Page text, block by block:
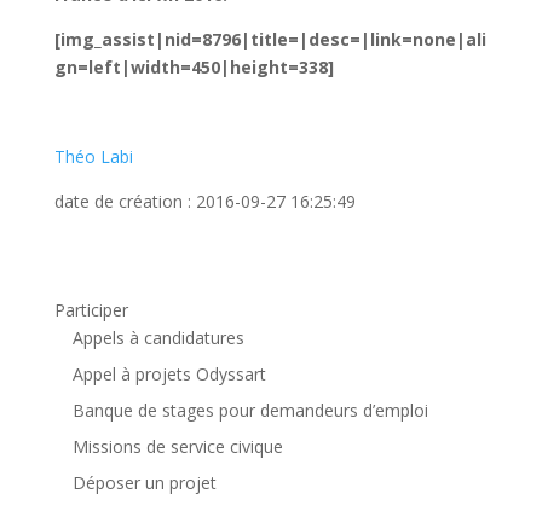
[img_assist|nid=8796|title=|desc=|link=none|ali
gn=left|width=450|height=338]
Théo Labi
date de création : 2016-09-27 16:25:49
Participer
Appels à candidatures
Appel à projets Odyssart
Banque de stages pour demandeurs d’emploi
Missions de service civique
Déposer un projet